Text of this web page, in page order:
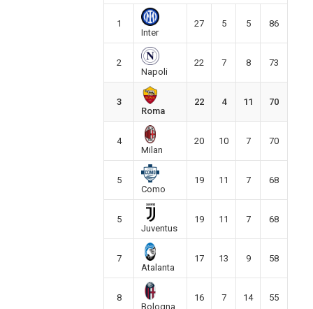
1
Inter
27 5 5 86
2
Napoli
22 7 8 73
3
Roma
22 4 11 70
4
Milan
20 10 7 70
5
Como
19 11 7 68
5
Juventus
19 11 7 68
7
Atalanta
17 13 9 58
8
Bologna
16 7 14 55